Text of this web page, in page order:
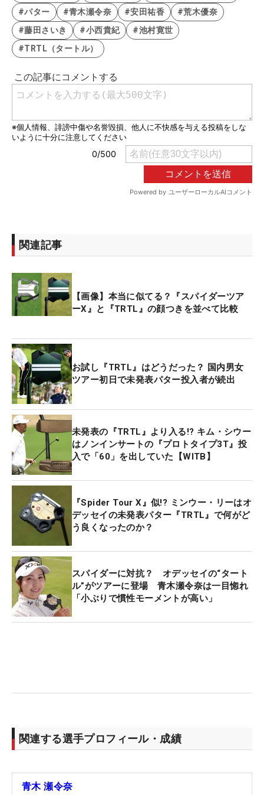
#パター
#青木瀬令奈 #安田祐香
#荒木優奈
#藤田さいき
#小西貴紀
#池村寛世
#TRTL（タートル）
関連記事
【画像】本当に似てる？『スパイダーツア
ーX』と『TRTL』の顔つきを並べて比較
お試し『TRTL』はどうだった？ 国内男女
ツアー初日で未発表パター投入者が続出
未発表の『TRTL』より入る!? キム・シウー
はノンインサートの『プロトタイプ3T』投
入で「60」を出していた【WITB】
『Spider Tour X』似!? ミンウー・リーはオ
デッセイの未発表パター『TRTL』で何がど
う良くなったのか？
スパイダーに対抗？ オデッセイの“タート
ル”がツアーに登場 青木瀬令奈は一目惚れ
「小ぶりで慣性モーメントが高い」
関連する選手プロフィール・成績
青木 瀬令奈